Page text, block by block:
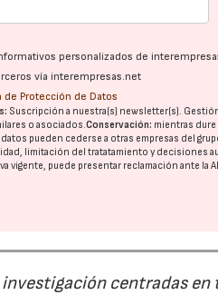
personalizados de
vía interempresas.net
de Protección de Datos
Suscripción a nuestra(s) newsletter(s).
o asociados.Conservación: mientras dure
datos pueden cederse a otras empresas del
limitación del tratatamiento y decisiones
vigente, puede presentar reclamación ante la
centradas